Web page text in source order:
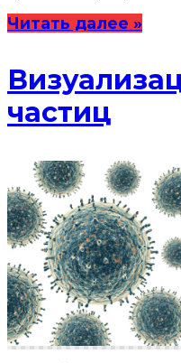
Читать далее »
частиц